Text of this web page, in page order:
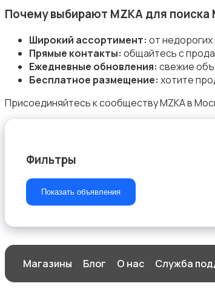
Спутниковое и цифровое ТВ
Наушники
Микрофоны
Почему выбирают MZKA для
Широкий ассортимент: от
Прямые контакты: общайтесь с
Ежедневные обновления: свежие
Бесплатное размещение: хотите
Присоединяйтесь к сообществу MZKA в
Фильтры
Показать объявления
Магазины Блог О нас Служба